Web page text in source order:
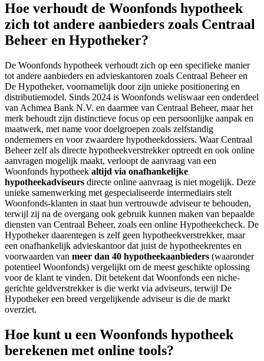
Hoe verhoudt de Woonfonds hypotheek
zich tot andere aanbieders zoals Centraal
Beheer en Hypotheker?
De Woonfonds hypotheek verhoudt zich op een specifieke manier
tot andere aanbieders en advieskantoren zoals Centraal Beheer en
De Hypotheker, voornamelijk door zijn unieke positionering en
distributiemodel. Sinds 2024 is Woonfonds weliswaar een onderdeel
van Achmea Bank N.V. en daarmee van Centraal Beheer, maar het
merk behoudt zijn distinctieve focus op een persoonlijke aanpak en
maatwerk, met name voor doelgroepen zoals zelfstandig
ondernemers en voor zwaardere hypotheekdossiers. Waar Centraal
Beheer zelf als directe hypotheekverstrekker optreedt en ook online
aanvragen mogelijk maakt, verloopt de aanvraag van een
Woonfonds hypotheek altijd via onafhankelijke
hypotheekadviseurs directe online aanvraag is niet mogelijk. Deze
unieke samenwerking met gespecialiseerde intermediairs stelt
Woonfonds-klanten in staat hun vertrouwde adviseur te behouden,
terwijl zij na de overgang ook gebruik kunnen maken van bepaalde
diensten van Centraal Beheer, zoals een online Hypotheekcheck. De
Hypotheker daarentegen is zelf geen hypotheekverstrekker, maar
een onafhankelijk advieskantoor dat juist de hypotheekrentes en
voorwaarden van meer dan 40 hypotheekaanbieders (waaronder
potentieel Woonfonds) vergelijkt om de meest geschikte oplossing
voor de klant te vinden. Dit betekent dat Woonfonds een niche-
gerichte geldverstrekker is die werkt via adviseurs, terwijl De
Hypotheker een breed vergelijkende adviseur is die de markt
overziet.
Hoe kunt u een Woonfonds hypotheek
berekenen met online tools?